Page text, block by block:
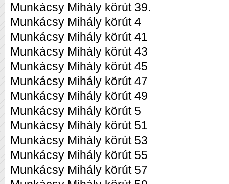
Munkácsy Mihály körút 39.
Munkácsy Mihály körút 4
Munkácsy Mihály körút 41
Munkácsy Mihály körút 43
Munkácsy Mihály körút 45
Munkácsy Mihály körút 47
Munkácsy Mihály körút 49
Munkácsy Mihály körút 5
Munkácsy Mihály körút 51
Munkácsy Mihály körút 53
Munkácsy Mihály körút 55
Munkácsy Mihály körút 57